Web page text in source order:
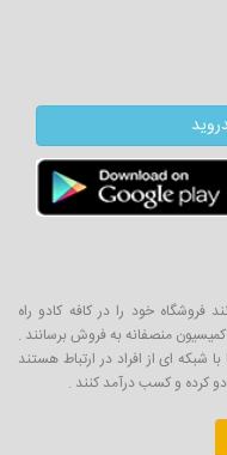
فروشگاه خود را در کافه کادو راه
منصفانه به فروش برسانند .
شبکه ای از افراد در ارتباط هستند
کرده و کسب درآمد کنند .